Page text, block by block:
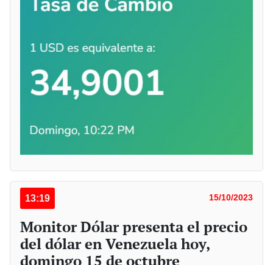
13:19 15/10/2023
Monitor Dólar presenta el precio
del dólar en Venezuela hoy,
domingo 15 de octubre